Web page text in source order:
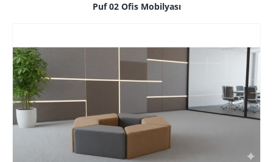
Puf 02 Ofis Mobilyası